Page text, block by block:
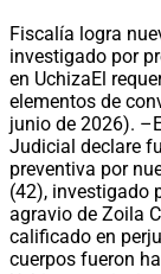
Fiscalía logra
investigado por
en UchizaEl
elementos de
junio de 2026).
Judicial declare
preventiva por
(42), investigado
agravio de Zoila
calificado en
cuerpos fueron